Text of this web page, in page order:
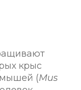
крыс
(Mus